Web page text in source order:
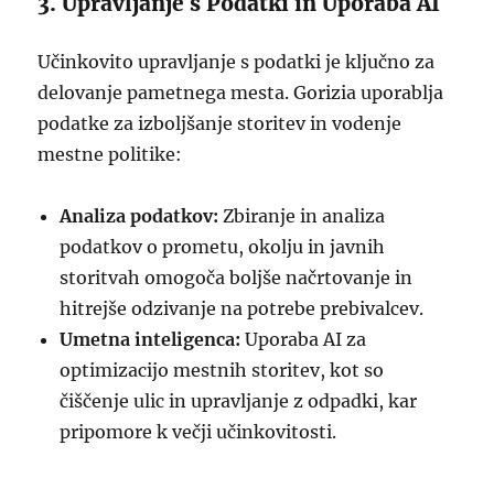
Učinkovito upravljanje s podatki je ključno za
delovanje pametnega mesta. Gorizia uporablja
podatke za izboljšanje storitev in vodenje
mestne politike:
Analiza podatkov: Zbiranje in analiza
podatkov o prometu, okolju in javnih
storitvah omogoča boljše načrtovanje in
hitrejše odzivanje na potrebe prebivalcev.
Umetna inteligenca: Uporaba AI za
optimizacijo mestnih storitev, kot so
čiščenje ulic in upravljanje z odpadki, kar
pripomore k večji učinkovitosti.